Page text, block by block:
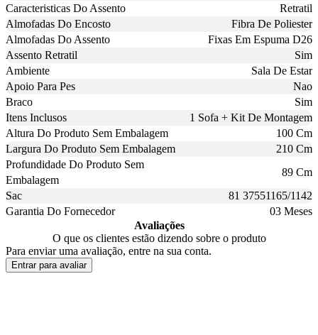
Caracteristicas Do Assento
Retratil
Almofadas Do Encosto
Fibra De Poliester
Almofadas Do Assento
Fixas Em Espuma D26
Assento Retratil
Sim
Ambiente
Sala De Estar
Apoio Para Pes
Nao
Braco
Sim
Itens Inclusos
1 Sofa + Kit De Montagem
Altura Do Produto Sem Embalagem
100 Cm
Largura Do Produto Sem Embalagem
210 Cm
Profundidade Do Produto Sem
Embalagem
89 Cm
Sac
81 37551165/1142
Garantia Do Fornecedor
03 Meses
Avaliações
O que os clientes estão dizendo sobre o produto
Para enviar uma avaliação, entre na sua conta.
Entrar para avaliar